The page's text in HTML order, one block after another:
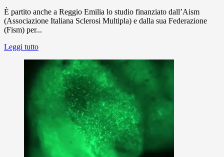
È partito anche a Reggio Emilia lo studio finanziato dall’Aism
(Associazione Italiana Sclerosi Multipla) e dalla sua Federazione
(Fism) per...
Leggi tutto